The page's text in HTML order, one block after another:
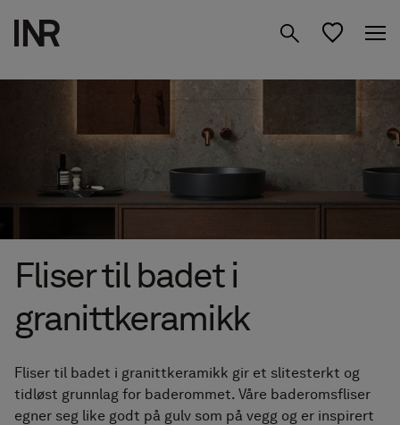
Produkter
Dusjvegger
Servantskap
Oppbevaring
Speil
Blandebatterier &
tilbehør
Inspirasjon
Design ditt baderom
01 Finn ditt Mood
02 Planlegg i Studio
Studio
Finn forhandler
Fliser til badet i
granittkeramikk
Fliser til badet i granittkeramikk gir et slitesterkt og
tidløst grunnlag for baderommet. Våre baderomsfliser
egner seg like godt på gulv som på vegg og er inspirert